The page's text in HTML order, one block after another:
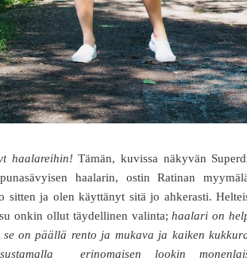
haalareihin!Tämän, kuvissa näkyvän
haalarin, ostin Ratinan
sitten ja olen käyttänyt sitä jo ahkerasti.
onkin ollut täydellinen valinta;haalari on
se on päällä rento ja mukava ja kaiken
erinomaisen lookin